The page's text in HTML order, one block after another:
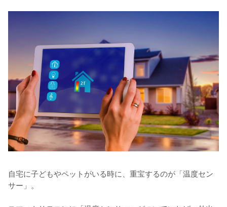
自宅に子どもやペットがいる時に、重宝するのが「温度セン
サー」。